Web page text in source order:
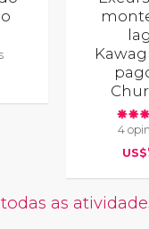
4
US$
as